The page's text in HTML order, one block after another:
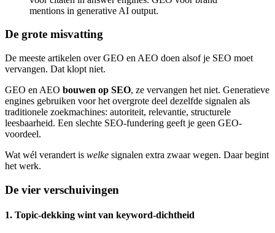
mentions in generative AI output.
De grote misvatting
De meeste artikelen over GEO en AEO doen alsof je SEO moet
vervangen. Dat klopt niet.
GEO en AEO bouwen op SEO, ze vervangen het niet. Generatieve
engines gebruiken voor het overgrote deel dezelfde signalen als
traditionele zoekmachines: autoriteit, relevantie, structurele
leesbaarheid. Een slechte SEO-fundering geeft je geen GEO-
voordeel.
Wat wél verandert is welke signalen extra zwaar wegen. Daar begint
het werk.
De vier verschuivingen
1. Topic-dekking wint van keyword-dichtheid